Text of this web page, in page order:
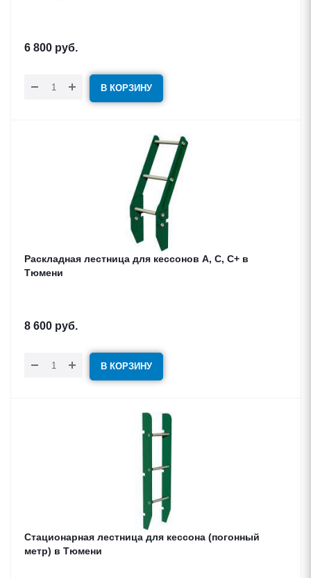
6 800 руб.
В КОРЗИНУ
Раскладная лестница для кессонов A, C, C+ в
Тюмени
8 600 руб.
В КОРЗИНУ
Стационарная лестница для кессона (погонный
метр) в Тюмени